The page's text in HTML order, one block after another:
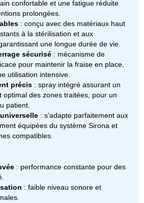
confortable et une fatigue réduite
prolongées.
: conçu avec des matériaux haut
à la stérilisation et aux
une longue durée de vie.
sécurisé : mécanisme de
pour maintenir la fraise en place,
utilisation intensive.
précis : spray intégré assurant un
optimal des zones traitées, pour un
patient.
: s’adapte parfaitement aux
équipées du système Sirona et
compatibles.
: performance constante pour des
: faible niveau sonore et